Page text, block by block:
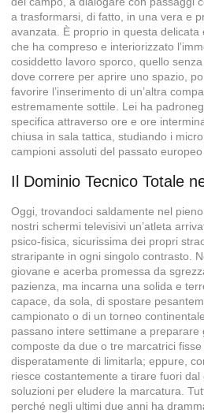
a trasformarsi, di fatto, in una vera e
avanzata. È proprio in questa
che ha compreso e interiorizzato
cosiddetto lavoro sporco, quello
dove correre per aprire uno spazio,
favorire l’inserimento di un’altra
estremamente sottile. Lei ha
specifica attraverso ore e ore
chiusa in sala tattica, studiando i
campioni assoluti del passato
Il Dominio Tecnico Totale
Oggi, trovandoci saldamente nel
nostri schermi televisivi un’atleta
psico-fisica, sicurissima dei propri
straripante in ogni singolo contrasto.
giovane e acerba promessa da
pazienza, ma incarna una solida e
capace, da sola, di spostare
campionato o di un torneo
passano intere settimane a preparare
composte da due o tre marcatrici
disperatamente di limitarla; eppure,
riesce costantemente a tirare fuori
soluzioni per eludere la marcatura.
perché negli ultimi due anni ha